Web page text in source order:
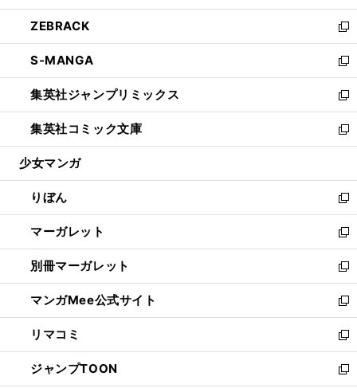
開
く
ウ
で
開
く
ン
ド
ウ
で
開
く
ウ
ィ
ン
ド
ウ
で
開
く
し
い
ウ
ィ
ン
ド
ウ
で
開
ZEBRACK
新
し
い
ウ
ィ
ン
ド
ウ
開
く
S-MANGA
新
し
い
ウ
ィ
ン
ウ
で
開
く
集英社ジャンプリミックス
新
し
い
ウ
ン
ド
ウ
で
開
く
集英社コミック文庫
新
し
ウ
ィ
ン
ド
ウ
で
開
く
少女マンガ
りぼん
新
し
い
ウ
ィ
ン
ド
ウ
で
開
く
マーガレット
新
し
い
ウ
ィ
ン
ド
ウ
で
別冊マーガレット
新
し
い
ウ
ィ
ン
ド
マンガMee公式サイト
新
し
い
ウ
ィ
リマコミ
新
し
い
ジャンプTOON
新